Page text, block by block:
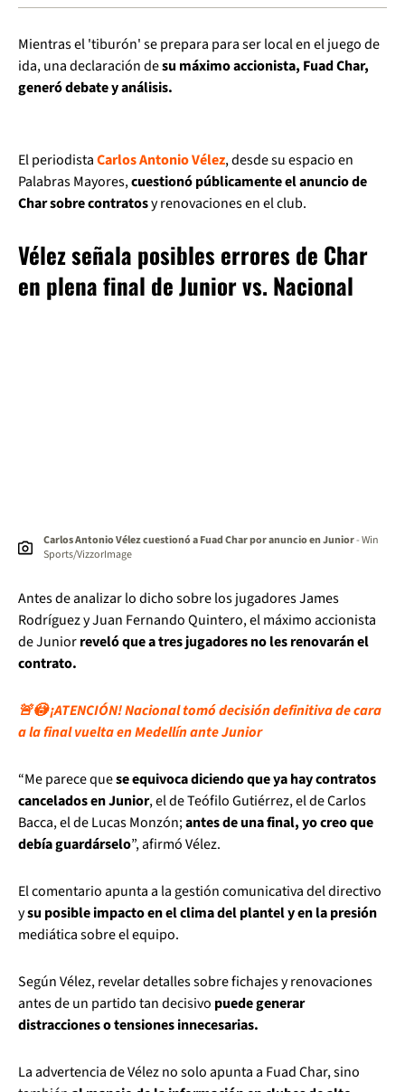
Mientras el 'tiburón' se prepara para ser local en el juego de
ida, una declaración desu máximo accionista, Fuad Char,
generó debate y análisis.
El periodistaCarlos Antonio Vélez, desde su espacio en
Palabras Mayores,cuestionó públicamente el anuncio de
Char sobre contratosy renovaciones en el club.
Vélez señala posibles errores de Char
en plena final de Junior vs. Nacional
Carlos Antonio Vélez cuestionó a Fuad Char por anuncio en Junior- Win
Sports/VizzorImage
Antes de analizar lo dicho sobre los jugadores James
Rodríguez y Juan Fernando Quintero, el máximo accionista
de Juniorreveló que a tres jugadores no les renovarán el
contrato.
🚨😳 ¡ATENCIÓN! Nacional tomó decisión definitiva de cara
a la final vuelta en Medellín ante Junior
“Me parece quese equivoca diciendo que ya hay contratos
cancelados en Junior, el de Teófilo Gutiérrez, el de Carlos
Bacca, el de Lucas Monzón;antes de una final, yo creo que
debía guardárselo”, afirmó Vélez.
El comentario apunta a la gestión comunicativa del directivo
ysu posible impacto en el clima del plantel y en la presión
mediática sobre el equipo.
Según Vélez, revelar detalles sobre fichajes y renovaciones
antes de un partido tan decisivo puede generar
distracciones o tensiones innecesarias.
La advertencia de Vélez no solo apunta a Fuad Char, sino